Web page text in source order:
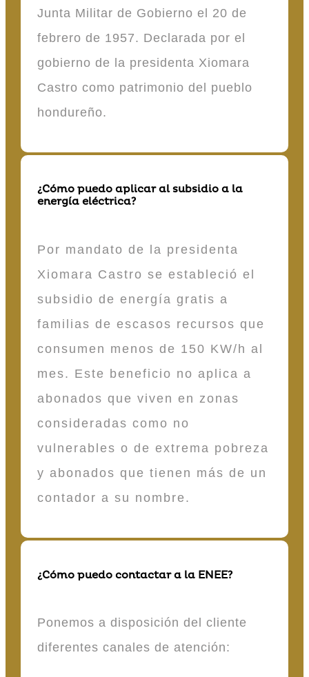
Junta Militar de Gobierno el 20 de
febrero de 1957. Declarada por el
gobierno de la presidenta Xiomara
Castro como patrimonio del pueblo
hondureño.
¿Cómo puedo aplicar al subsidio a la
energía eléctrica?
Por mandato de la presidenta
Xiomara Castro se estableció el
subsidio de energía gratis a
familias de escasos recursos que
consumen menos de 150 KW/h al
mes. Este beneficio no aplica a
abonados que viven en zonas
consideradas como no
vulnerables o de extrema pobreza
y abonados que tienen más de un
contador a su nombre.
¿Cómo puedo contactar a la ENEE?
Ponemos a disposición del cliente
diferentes canales de atención: